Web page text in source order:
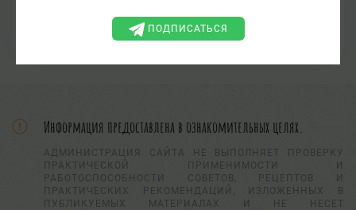
Информация предоставлена в ознакомительных целях.
АДМИНИСТРАЦИЯ САЙТА НЕ ВЫПОЛНЯЕТ ПРОВЕРКУ
ПРАКТИЧЕСКОЙ ПРИМЕНИМОСТИ И
РАБОТОСПОСОБНОСТИ СОВЕТОВ, РЕЦЕПТОВ И
ПРАКТИЧЕСКИХ РЕКОМЕНДАЦИЙ, ИЗЛОЖЕННЫХ В
ПУБЛИКУЕМЫХ МАТЕРИАЛАХ И НЕ НЕСЕТ
ПОДПИСАТЬСЯ